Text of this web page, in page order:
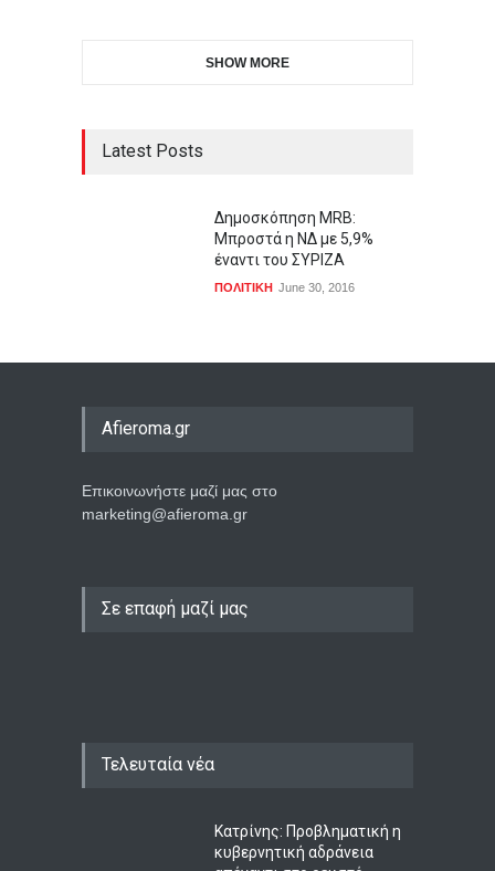
SHOW MORE
Latest Posts
Δημοσκόπηση MRB:
Μπροστά η ΝΔ με 5,9%
έναντι του ΣΥΡΙΖΑ
ΠΟΛΙΤΙΚΗ June 30, 2016
Afieroma.gr
Επικοινωνήστε μαζί μας στο
marketing@afieroma.gr
Σε επαφή μαζί μας
Τελευταία νέα
Κατρίνης: Προβληματική η
κυβερνητική αδράνεια